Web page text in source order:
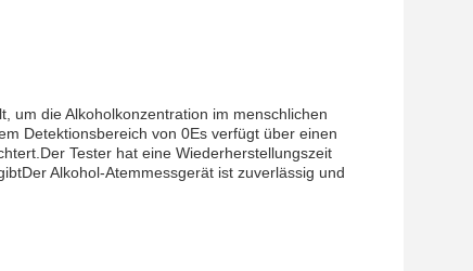
um die Alkoholkonzentration im menschlichen
Detektionsbereich von 0Es verfügt über einen
Tester hat eine Wiederherstellungszeit
Alkohol-Atemmessgerät ist zuverlässig und